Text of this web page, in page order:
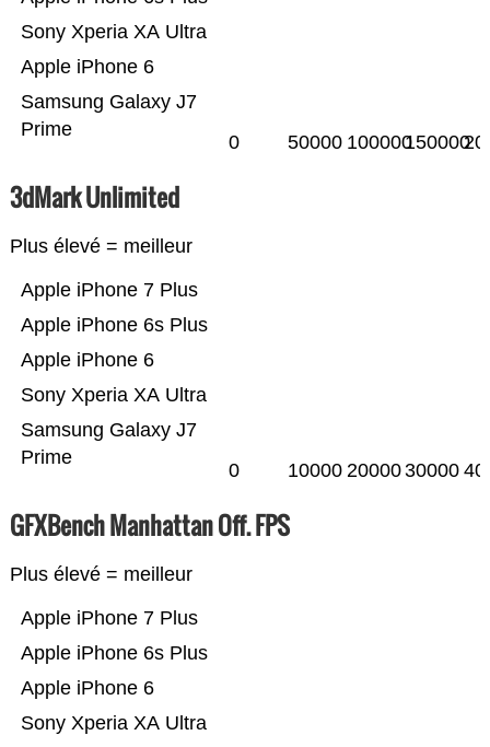
Samsung Galaxy J7
Prime
Apple iPhone 6
Sony Xperia XA Ultra
0 50000 100000150000
3dMark Unlimited
Plus élevé = meilleur
Samsung Galaxy J7
Prime
Sony Xperia XA Ultra
Apple iPhone 6
Apple iPhone 6s Plus
Apple iPhone 7 Plus
0 10000 2000030000
GFXBench Manhattan Off. FPS
Plus élevé = meilleur
Sony Xperia XA Ultra
Apple iPhone 6
Apple iPhone 6s Plus
Apple iPhone 7 Plus